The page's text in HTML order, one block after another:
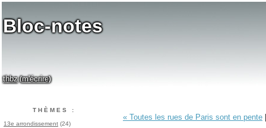
Bloc-notes
thbz(m'écrire)
THÈMES :
13e arrondissement (24)
« Toutes les rues de Paris sont en pente